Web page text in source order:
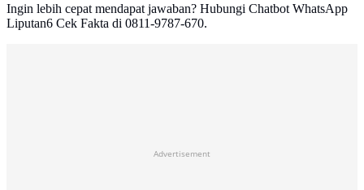
Ingin lebih cepat mendapat jawaban? Hubungi Chatbot WhatsApp
Liputan6 Cek Fakta di 0811-9787-670.
Advertisement